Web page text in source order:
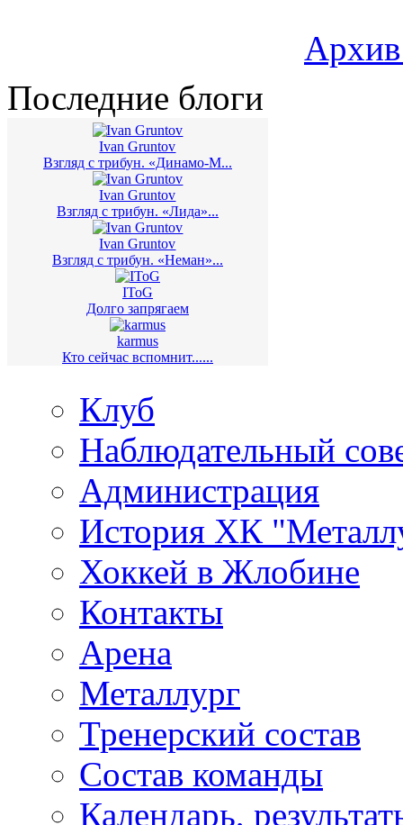
Последние блоги
Ivan Gruntov
Взгляд с трибун. «Динамо-М...
Ivan Gruntov
Взгляд с трибун. «Лида»...
Ivan Gruntov
Взгляд с трибун. «Неман»...
IToG
Долго запрягаем
karmus
Кто сейчас вспомнит......
Клуб
Наблюдательный
Администрация
История ХК
Хоккей в Жлобине
Контакты
Арена
Металлург
Тренерский состав
Состав команды
Календарь,